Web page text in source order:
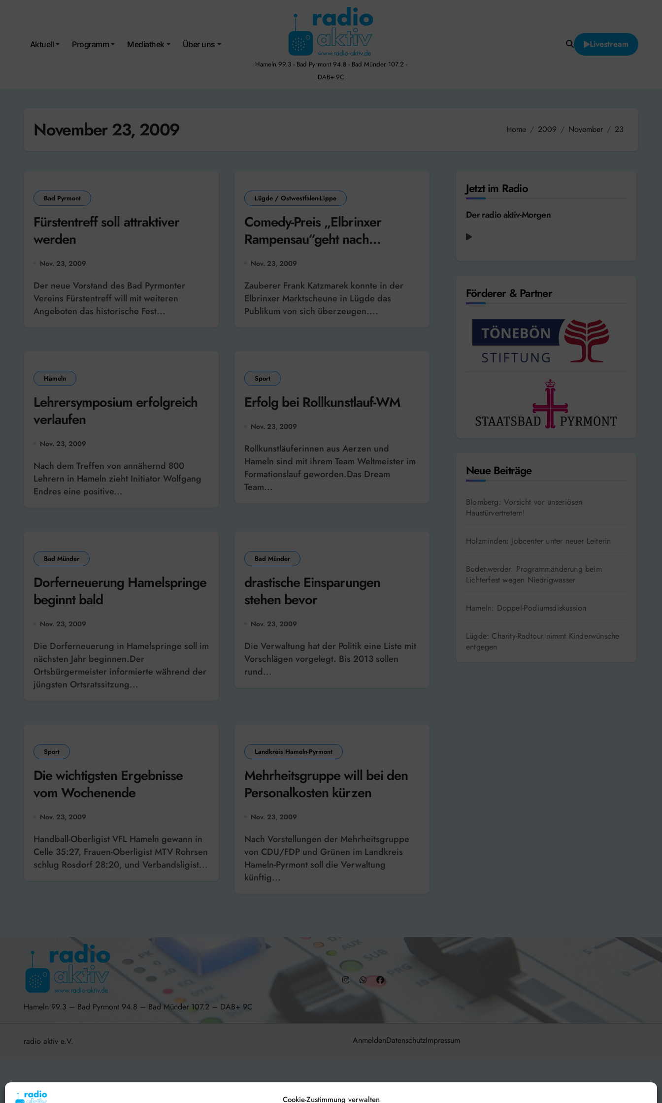
Cookie-Zustimmung verwalten
Aktuell Programm Mediathek Über uns
Hameln 99.3 - Bad Pyrmont 94.8 - Bad Münder 107.2 -
DAB+ 9C
Livestream
November 23, 2009 Home 2009 November 23
Bad Pyrmont
Fürstentreff soll attraktiver
werden
Nov. 23, 2009
Der neue Vorstand des Bad Pyrmonter
Vereins Fürstentreff will mit weiteren
Angeboten das historische Fest...
Lügde / Ostwestfalen-Lippe
Comedy-Preis „Elbrinxer
Rampensau“geht nach
Bielefeld
Nov. 23, 2009
Zauberer Frank Katzmarek konnte in der
Elbrinxer Marktscheune in Lügde das
Publikum von sich überzeugen....
Hameln
Lehrersymposium erfolgreich
verlaufen
Nov. 23, 2009
Nach dem Treffen von annähernd 800
Lehrern in Hameln zieht Initiator Wolfgang
Endres eine positive...
Sport
Erfolg bei Rollkunstlauf-WM
Nov. 23, 2009
Rollkunstläuferinnen aus Aerzen und
Hameln sind mit ihrem Team Weltmeister im
Formationslauf geworden.Das Dream
Team...
Bad Münder
Dorferneuerung Hamelspringe
beginnt bald
Nov. 23, 2009
Die Dorferneuerung in Hamelspringe soll im
nächsten Jahr beginnen.Der
Ortsbürgermeister informierte während der
jüngsten Ortsratssitzung...
Bad Münder
drastische Einsparungen
stehen bevor
Nov. 23, 2009
Die Verwaltung hat der Politik eine Liste mit
Vorschlägen vorgelegt. Bis 2013 sollen
rund...
Sport
Die wichtigsten Ergebnisse
vom Wochenende
Nov. 23, 2009
Handball-Oberligist VFL Hameln gewann in
Celle 35:27, Frauen-Oberligist MTV Rohrsen
schlug Rosdorf 28:20, und Verbandsligist...
Landkreis Hameln-Pyrmont
Mehrheitsgruppe will bei den
Personalkosten kürzen
Nov. 23, 2009
Nach Vorstellungen der Mehrheitsgruppe
von CDU/FDP und Grünen im Landkreis
Hameln-Pyrmont soll die Verwaltung
künftig...
Jetzt im Radio
Der radio aktiv-Morgen
Förderer & Partner
Neue Beiträge
Blomberg: Vorsicht vor unseriösen
Haustürvertretern!
Holzminden: Jobcenter unter neuer Leiterin
Bodenwerder: Programmänderung beim
Lichterfest wegen Niedrigwasser
Hameln: Doppel-Podiumsdiskussion
Lügde: Charity-Radtour nimmt Kinderwünsche
entgegen
Hameln 99.3 – Bad Pyrmont 94.8 – Bad Münder 107.2 – DAB+ 9C
radio aktiv e.V. AnmeldenDatenschutzImpressum